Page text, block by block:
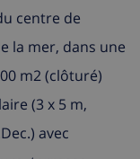
centre de
la mer, dans une
m2 (clôturé)
(3 x 5 m,
avec